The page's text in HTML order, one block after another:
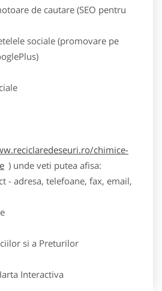
de cautare (SEO pentru
sociale (promovare pe
chimice-
) unde veti putea afisa:
adresa, telefoane, fax, email,
si a Preturilor
Interactiva